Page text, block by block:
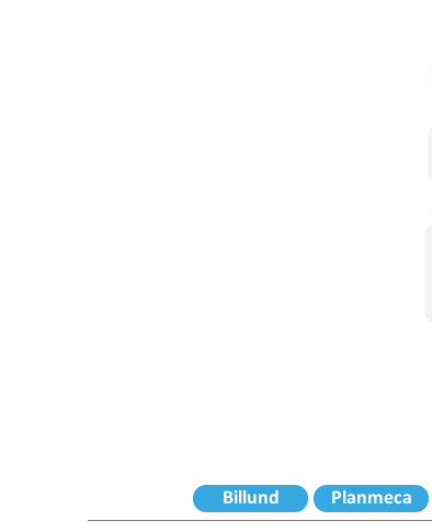
Billund Planmeca